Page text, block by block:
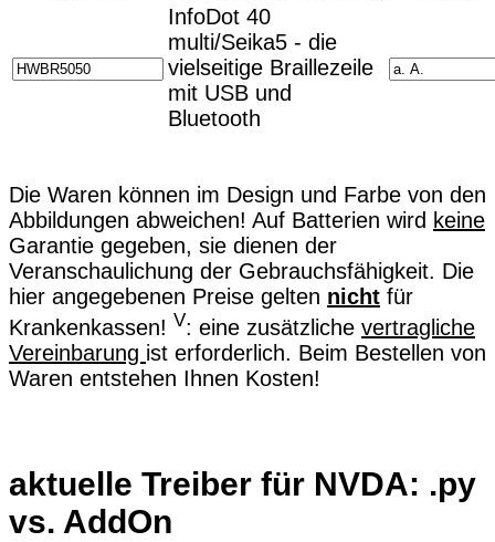
InfoDot 40
multi/Seika5 - die
vielseitige Braillezeile
mit USB und
Bluetooth
Die Waren können im Design und Farbe von den
Abbildungen abweichen! Auf Batterien wird keine
Garantie gegeben, sie dienen der
Veranschaulichung der Gebrauchsfähigkeit. Die
hier angegebenen Preise gelten nicht für
Krankenkassen! V: eine zusätzliche vertragliche
Vereinbarung ist erforderlich. Beim Bestellen von
Waren entstehen Ihnen Kosten!
aktuelle Treiber für NVDA: .py
vs. AddOn